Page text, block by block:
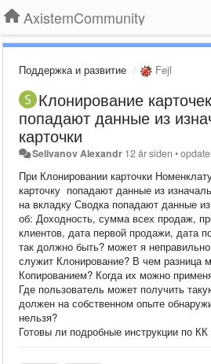
AxistemCommunity
Поддержка и развитие Fejl
Клонирование
попадают данные из
карточки
Selivanov Alexandr 12 år siden •
При Клонировании карточки
карточку попадают данные из
на вкладку Сводка попадают данные
об: Доходность, сумма всех продаж,
клиентов, дата первой продажи, дата
так должно быть? может я
служит Клонирование? В чем разница
Копированием? Когда их можно
Где пользователь может получить
должен на собственном опыте
нельзя?
Готовы ли подробные инструкции по КК